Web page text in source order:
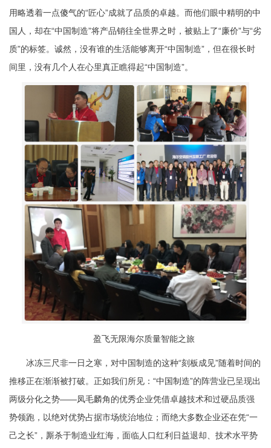
用略透着一点傻气的“匠心”成就了品质的卓越。而他们眼中精明的中
国人，却在“中国制造”将产品销往全世界之时，被贴上了“廉价”与“劣
质”的标签。诚然，没有谁的生活能够离开“中国制造”，但在很长时
间里，没有几个人在心里真正瞧得起“中国制造”。
盈飞无限海尔质量智能之旅
冰冻三尺非一日之寒，对中国制造的这种“刻板成见”随着时间的
推移正在渐渐被打破。正如我们所见：“中国制造”的阵营业已呈现出
两级分化之势——凤毛麟角的优秀企业凭借卓越技术和过硬品质强
势领跑，以绝对优势占据市场统治地位；而绝大多数企业还在凭“一
己之长”，厮杀于制造业红海，面临人口红利日益退却、技术水平势